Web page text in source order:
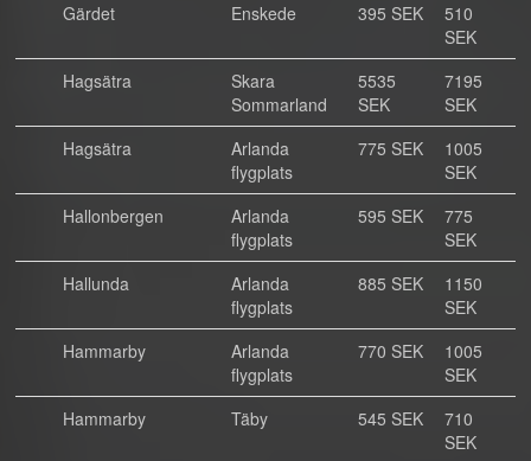
Gärdet
Enskede 395 SEK
510
SEK
Hagsätra
Skara
Sommarland
5535
SEK
7195
SEK
Hagsätra
Arlanda
flygplats
775 SEK
1005
SEK
Hallonbergen
Arlanda
flygplats
595 SEK
775
SEK
Hallunda
Arlanda
flygplats
885 SEK
1150
SEK
Hammarby
Arlanda
flygplats
770 SEK
1005
SEK
Hammarby
Täby 545 SEK
710
SEK